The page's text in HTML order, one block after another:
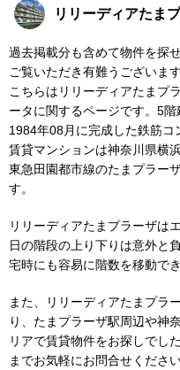
リリーディアたま
過去掲載分も含めて物件を探
ご覧いただき有難うございます
こちらはリリーディアたまプ
ータに関するページです。5階
1984年08月に完成した鉄筋
賃貸マンションは神奈川県横
東急田園都市線のたまプラー
す。
リリーディアたまプラーザは
日の階段の上り下りは意外と
宅時にも容易に階数を移動でき
また、リリーディアたまプラ
り、たまプラーザ駅周辺や神
リアで賃貸物件をお探しでし
までお気軽にお問合せください